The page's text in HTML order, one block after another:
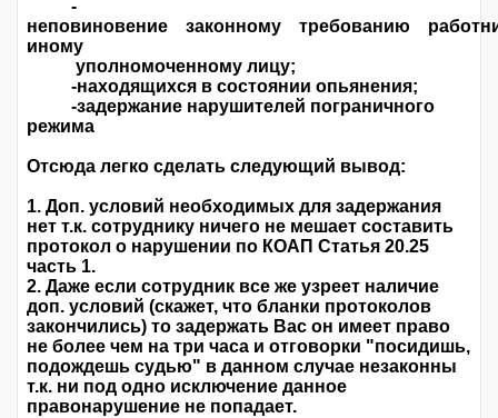
-
неповиновение законному требованию
иному
уполномоченному лицу;
-находящихся в состоянии опьянения;
-задержание нарушителей пограничного
режима
Отсюда легко сделать следующий вывод:
1. Доп. условий необходимых для задержания
нет т.к. сотруднику ничего не мешает составить
протокол о нарушении по КОАП Статья 20.25
часть 1.
2. Даже если сотрудник все же узреет наличие
доп. условий (скажет, что бланки протоколов
закончились) то задержать Вас он имеет право
не более чем на три часа и отговорки "посидишь,
подождешь судью" в данном случае незаконны
т.к. ни под одно исключение данное
правонарушение не попадает.